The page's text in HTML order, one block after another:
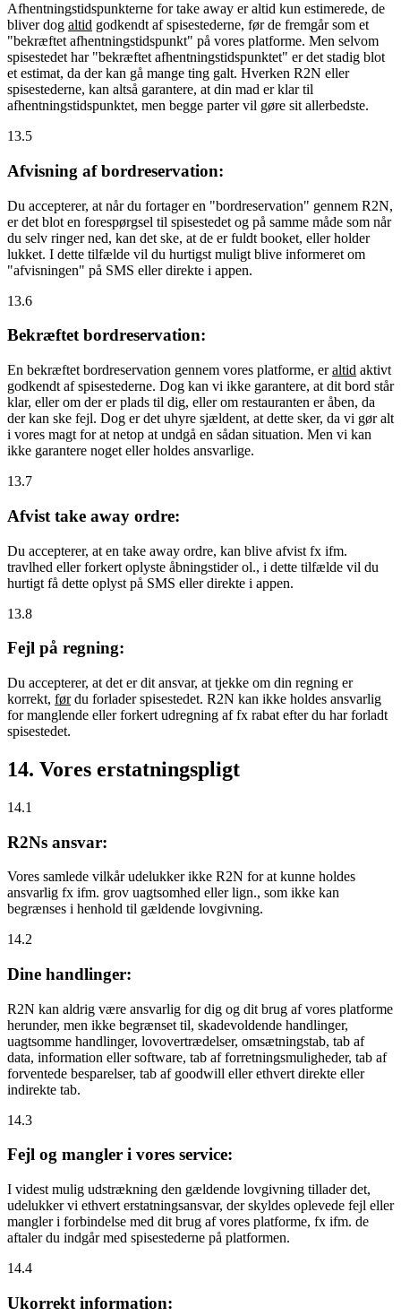
Afhentningstidspunkterne for take away er altid kun estimerede, de
bliver dog altid godkendt af spisestederne, før de fremgår som et
"bekræftet afhentningstidspunkt" på vores platforme. Men selvom
spisestedet har "bekræftet afhentningstidspunktet" er det stadig blot
et estimat, da der kan gå mange ting galt. Hverken R2N eller
spisestederne, kan altså garantere, at din mad er klar til
afhentningstidspunktet, men begge parter vil gøre sit allerbedste.
13.5
Afvisning af bordreservation:
Du accepterer, at når du fortager en "bordreservation" gennem R2N,
er det blot en forespørgsel til spisestedet og på samme måde som når
du selv ringer ned, kan det ske, at de er fuldt booket, eller holder
lukket. I dette tilfælde vil du hurtigst muligt blive informeret om
"afvisningen" på SMS eller direkte i appen.
13.6
Bekræftet bordreservation:
En bekræftet bordreservation gennem vores platforme, eraltid aktivt
godkendt af spisestederne. Dog kan vi ikke garantere, at dit bord står
klar, eller om der er plads til dig, eller om restauranten er åben, da
der kan ske fejl. Dog er det uhyre sjældent, at dette sker, da vi gør alt
i vores magt for at netop at undgå en sådan situation. Men vi kan
ikke garantere noget eller holdes ansvarlige.
13.7
Afvist take away ordre:
Du accepterer, at en take away ordre, kan blive afvist fx ifm.
travlhed eller forkert oplyste åbningstider ol., i dette tilfælde vil du
hurtigt få dette oplyst på SMS eller direkte i appen.
13.8
Fejl på regning:
Du accepterer, at det er dit ansvar, at tjekke om din regning er
korrekt, førdu forlader spisestedet. R2N kan ikke holdes ansvarlig
for manglende eller forkert udregning af fx rabat efter du har forladt
spisestedet.
14. Vores erstatningspligt
14.1
R2Ns ansvar:
Vores samlede vilkår udelukker ikke R2N for at kunne holdes
ansvarlig fx ifm. grov uagtsomhed eller lign., som ikke kan
begrænses i henhold til gældende lovgivning.
14.2
Dine handlinger:
R2N kan aldrig være ansvarlig for dig og dit brug af vores platforme
herunder, men ikke begrænset til, skadevoldende handlinger,
uagtsomme handlinger, lovovertrædelser, omsætningstab, tab af
data, information eller software, tab af forretningsmuligheder, tab af
forventede besparelser, tab af goodwill eller ethvert direkte eller
indirekte tab.
14.3
Fejl og mangler i vores service:
I videst mulig udstrækning den gældende lovgivning tillader det,
udelukker vi ethvert erstatningsansvar, der skyldes oplevede fejl eller
mangler i forbindelse med dit brug af vores platforme, fx ifm. de
aftaler du indgår med spisestederne på platformen.
14.4
Ukorrekt information: